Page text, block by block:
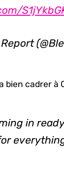
bien cadrer à
in